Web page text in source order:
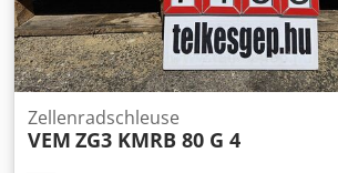
Zellenradschleuse
VEM ZG3 KMRB 80 G 4